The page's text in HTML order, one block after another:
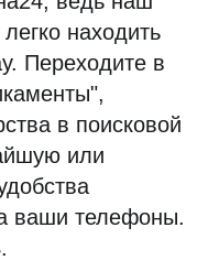
находить
Переходите в
в поисковой
или
ваши телефоны.